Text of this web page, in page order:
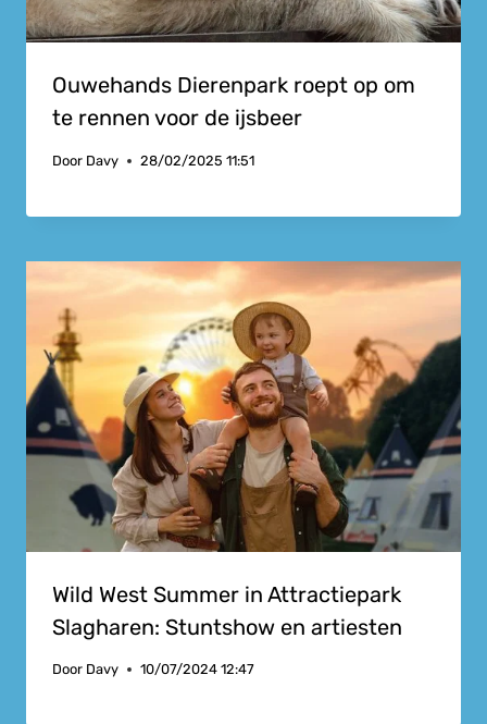
Ouwehands Dierenpark roept op om
te rennen voor de ijsbeer
Door Davy 28/02/2025 11:51
Wild West Summer in Attractiepark
Slagharen: Stuntshow en artiesten
Door Davy 10/07/2024 12:47